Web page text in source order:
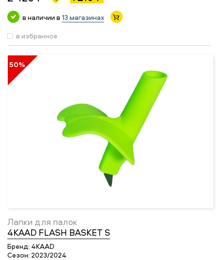
в наличии в 13 магазинах
в избранное
50%
Лапки для палок
4KAAD FLASH BASKET S
Бренд: 4KAAD
Сезон: 2023/2024